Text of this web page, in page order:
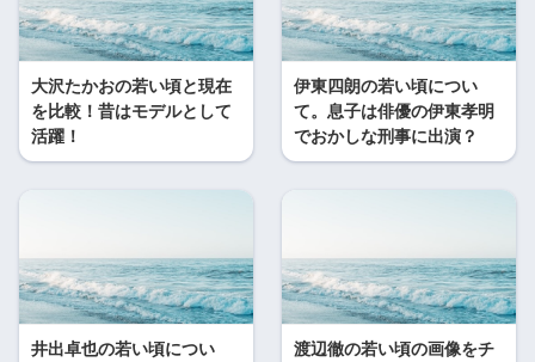
大沢たかおの若い頃と現在
を比較！昔はモデルとして
活躍！
伊東四朗の若い頃につい
て。息子は俳優の伊東孝明
でおかしな刑事に出演？
井出卓也の若い頃につい
渡辺徹の若い頃の画像をチ